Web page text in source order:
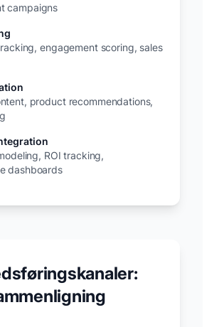
campaigns
engagement scoring, sales
product recommendations,
ROI tracking,
dashboards